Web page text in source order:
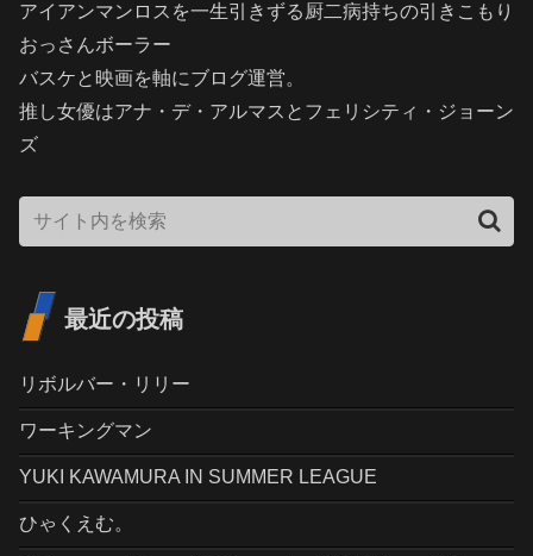
アイアンマンロスを一生引きずる厨二病持ちの引きこもり
おっさんボーラー
バスケと映画を軸にブログ運営。
推し女優はアナ・デ・アルマスとフェリシティ・ジョーン
ズ
最近の投稿
リボルバー・リリー
ワーキングマン
YUKI KAWAMURA IN SUMMER LEAGUE
ひゃくえむ。